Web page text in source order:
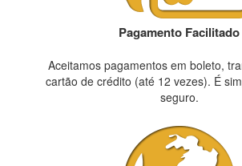
Pagamento Facilitado
Aceitamos pagamentos em boleto,
cartão de crédito (até 12 vezes). É
seguro.